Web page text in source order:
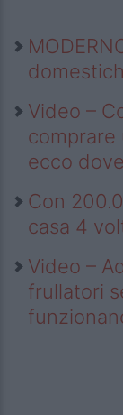
Video –
comprare
ecco dove
Con
casa 4
Video –
frullatori